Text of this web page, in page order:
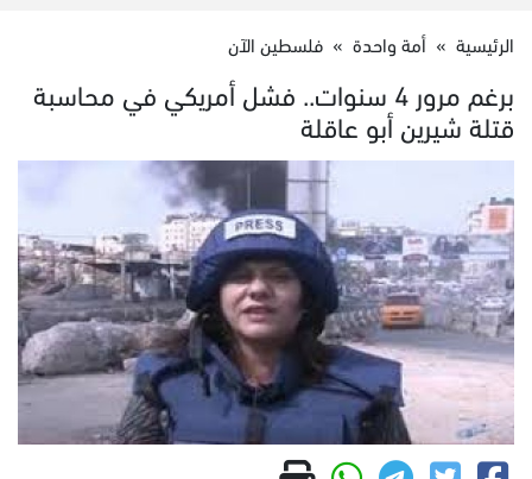
الرئيسية » أمة واحدة » فلسطين الآن
برغم مرور 4 سنوات.. فشل أمريكي في محاسبة
قتلة شيرين أبو عاقلة